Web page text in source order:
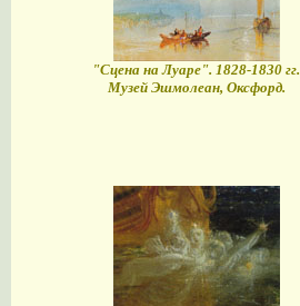
"Сцена на Луаре". 1828-1830 гг.
Музей Эшмолеан, Оксфорд.